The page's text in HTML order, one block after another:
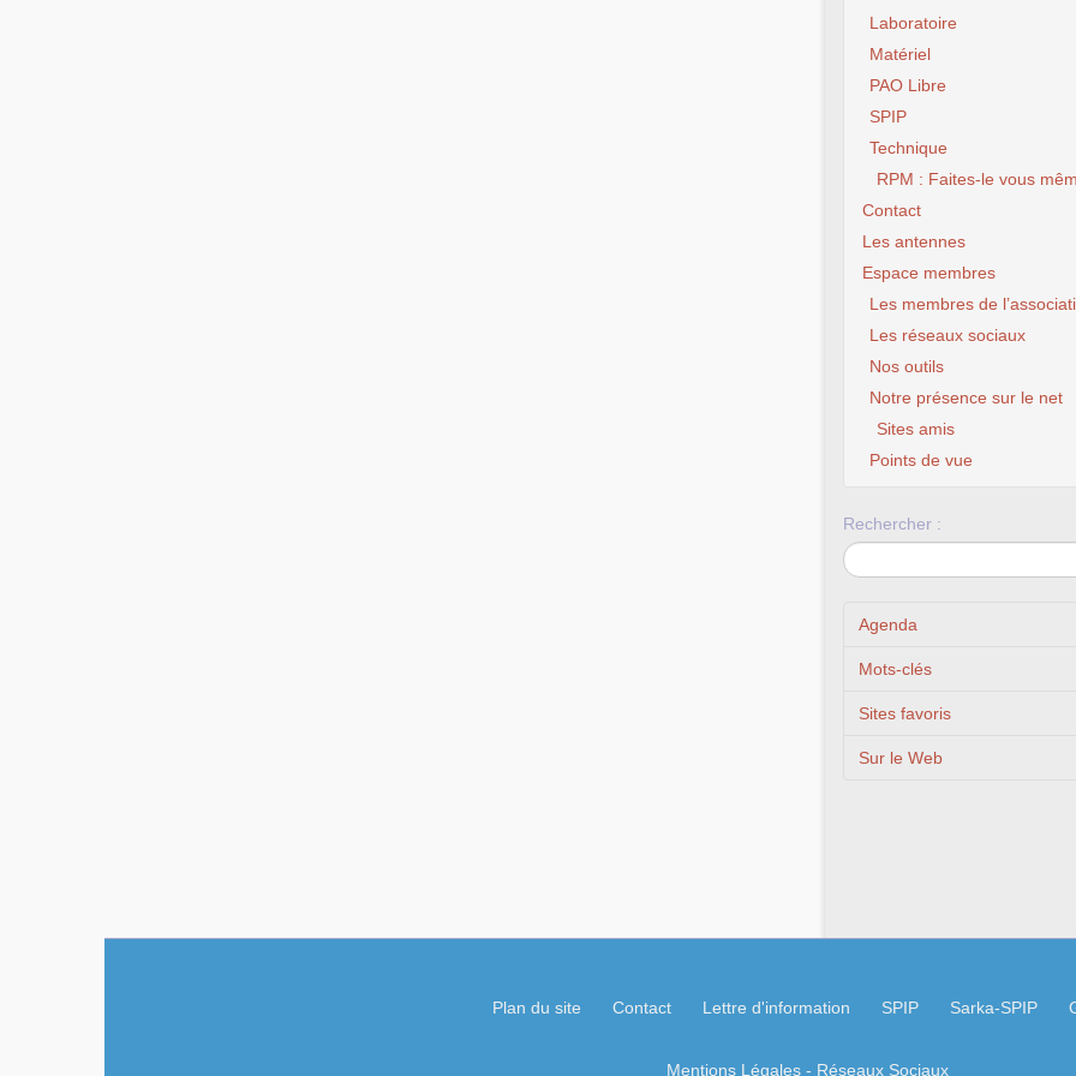
Laboratoire
Matériel
PAO Libre
SPIP
Technique
RPM : Faites-le vous
Contact
Les antennes
Espace membres
Les membres de
Les réseaux sociaux
Nos outils
Notre présence sur le net
Sites amis
Points de vue
Rechercher :
Agenda
Mots-clés
Sites favoris
Sur le Web
Plan du site Contact Lettre d'information SPIP Sarka-SPIP
Mentions Légales- Réseaux Sociaux